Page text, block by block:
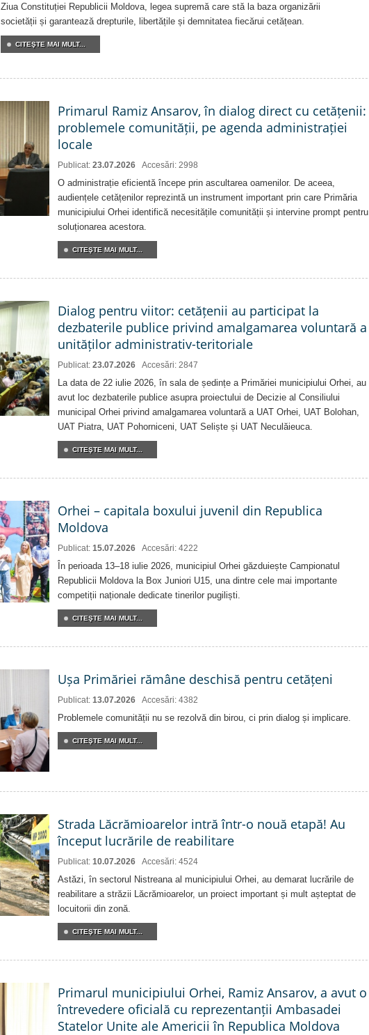
Ziua Constituției Republicii Moldova, legea supremă care stă la baza organizării
societății și garantează drepturile, libertățile și demnitatea fiecărui cetățean.
CITEŞTE MAI MULT...
Primarul Ramiz Ansarov, în dialog direct cu cetățenii:
problemele comunității, pe agenda administrației
locale
Publicat: 23.07.2026 Accesări: 2998
O administrație eficientă începe prin ascultarea oamenilor. De aceea,
audiențele cetățenilor reprezintă un instrument important prin care Primăria
municipiului Orhei identifică necesitățile comunității și intervine prompt pentru
soluționarea acestora.
CITEŞTE MAI MULT...
Dialog pentru viitor: cetățenii au participat la
dezbaterile publice privind amalgamarea voluntară a
unităților administrativ-teritoriale
Publicat: 23.07.2026 Accesări: 2847
La data de 22 iulie 2026, în sala de ședințe a Primăriei municipiului Orhei, au
avut loc dezbaterile publice asupra proiectului de Decizie al Consiliului
municipal Orhei privind amalgamarea voluntară a UAT Orhei, UAT Bolohan,
UAT Piatra, UAT Pohorniceni, UAT Seliște și UAT Neculăieuca.
CITEŞTE MAI MULT...
Orhei – capitala boxului juvenil din Republica
Moldova
Publicat: 15.07.2026 Accesări: 4222
În perioada 13–18 iulie 2026, municipiul Orhei găzduiește Campionatul
Republicii Moldova la Box Juniori U15, una dintre cele mai importante
competiții naționale dedicate tinerilor pugiliști.
CITEŞTE MAI MULT...
Ușa Primăriei rămâne deschisă pentru cetățeni
Publicat: 13.07.2026 Accesări: 4382
Problemele comunității nu se rezolvă din birou, ci prin dialog și implicare.
CITEŞTE MAI MULT...
Strada Lăcrămioarelor intră într-o nouă etapă! Au
început lucrările de reabilitare
Publicat: 10.07.2026 Accesări: 4524
Astăzi, în sectorul Nistreana al municipiului Orhei, au demarat lucrările de
reabilitare a străzii Lăcrămioarelor, un proiect important și mult așteptat de
locuitorii din zonă.
CITEŞTE MAI MULT...
Primarul municipiului Orhei, Ramiz Ansarov, a avut o
întrevedere oficială cu reprezentanții Ambasadei
Statelor Unite ale Americii în Republica Moldova